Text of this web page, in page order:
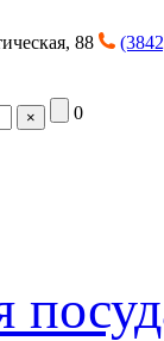
88
× 0